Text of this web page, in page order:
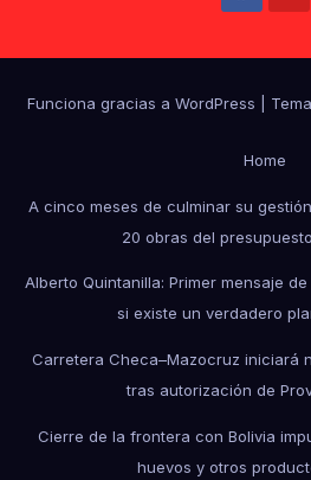
Funciona gracias a WordPress
Home
A cinco meses de culminar su
20 obras del
Alberto Quintanilla: Primer mensaje
si existe un verdadero
Carretera Checa–Mazocruz iniciará
tras autorización de
Cierre de la frontera con Bolivia
huevos y otros